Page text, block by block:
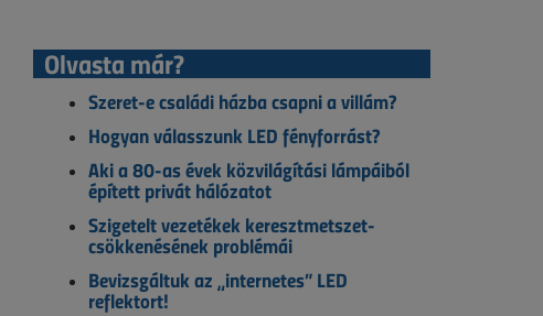
Olvasta már?
Szeret-e családi házba csapni a villám?
Hogyan válasszunk LED fényforrást?
Aki a 80-as évek közvilágítási lámpáiból
épített privát hálózatot
Szigetelt vezetékek keresztmetszet-
csökkenésének problémái
Bevizsgáltuk az „internetes” LED
reflektort!